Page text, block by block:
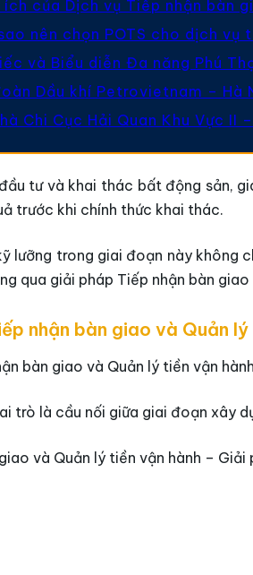
của Dịch vụ Tiếp nhận bàn
nên chọn POTS cho dịch vụ
và Biểu diễn Đa năng Phú
Dầu khí Petrovietnam – Hà
Chi Cục Hải Quan Khu Vực II
tư và khai thác bất động sản,
trước khi chính thức khai thác.
lưỡng trong giai đoạn này không
qua giải pháp Tiếp nhận bàn
nhận bàn giao và Quản
bàn giao và Quản lý tiền vận
trò là cầu nối giữa giai đoạn xây
và Quản lý tiền vận hành –